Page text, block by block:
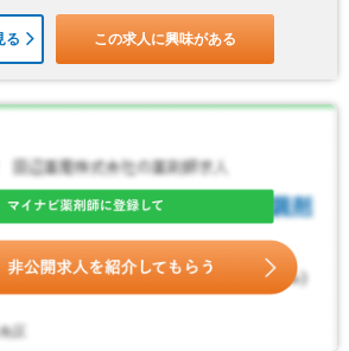
る この求人に興味がある